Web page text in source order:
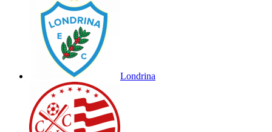
Londrina